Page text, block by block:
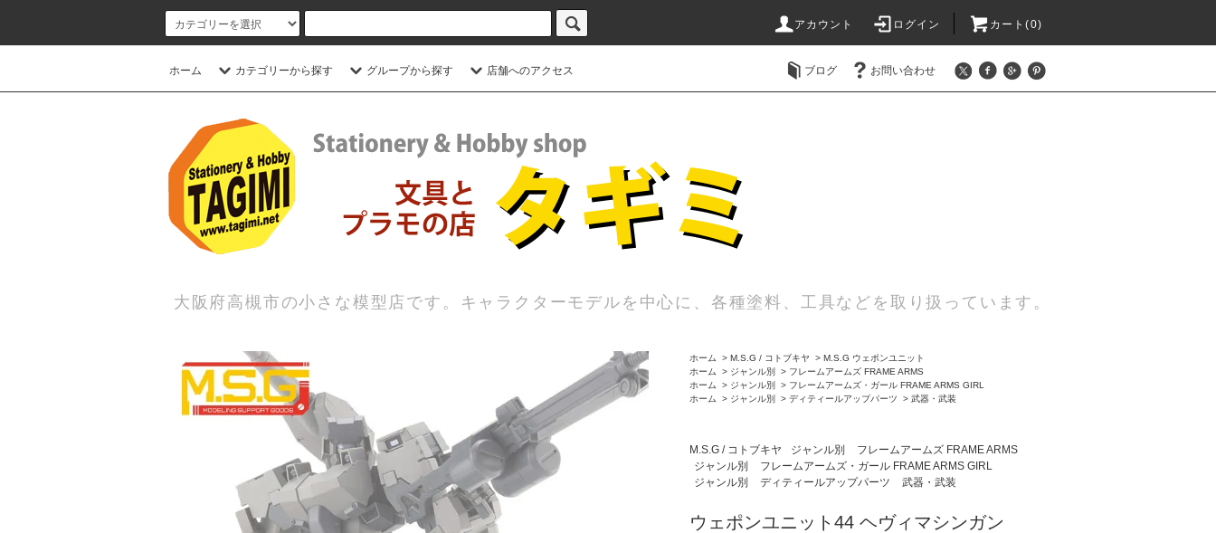
アカウント ログイン カート(0)
ホーム カテゴリーから探す グループから探す 店舗へのアクセス ブログ お問い合わせ
大阪府高槻市の小さな模型店です。キャラクターモデルを中心に、各種塗料、工具などを取り扱っています。
ホーム > M.S.G / コトブキヤ > M.S.G ウェポンユニット
ホーム
> ジャンル別 > フレームアームズ FRAME ARMS
ホーム
> ジャンル別 > フレームアームズ・ガール FRAME ARMS GIRL
ホーム
> ジャンル別 > ディティールアップパーツ > 武器・武装
M.S.G / コトブキヤ ジャンル別
フレームアームズ FRAME ARMS
ジャンル別
フレームアームズ・ガール FRAME ARMS GIRL
ジャンル別
ディティールアップパーツ 武器・武装
ウェポンユニット44 ヘヴィマシンガン